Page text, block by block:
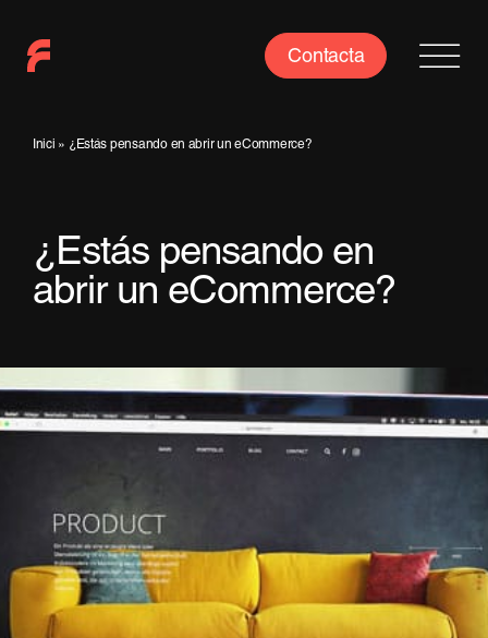
contenido
Contacta
Inici » ¿Estás pensando en abrir un eCommerce?
¿Estás pensando en
abrir un eCommerce?